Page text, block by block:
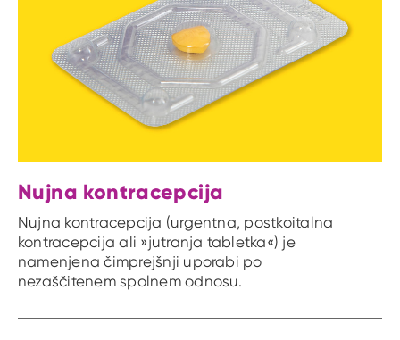
Nujna kontracepcija
Nujna kontracepcija (urgentna, postkoitalna
kontracepcija ali »jutranja tabletka«) je
namenjena čimprejšnji uporabi po
nezaščitenem spolnem odnosu.